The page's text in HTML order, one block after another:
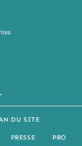
DU SITE
PRESSE PRO